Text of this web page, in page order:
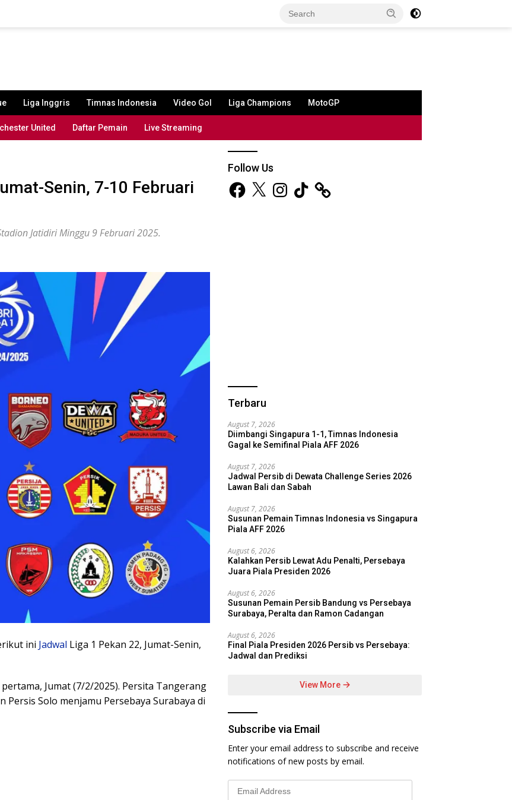
Liga Inggris Timnas Indonesia Video Gol Liga Champions MotoGP
United Daftar Pemain Live Streaming
Senin, 7-10 Februari
Jatidiri Minggu 9 Februari 2025.
ini Jadwal Liga 1 Pekan 22, Jumat-Senin,
Jumat (7/2/2025). Persita Tangerang
Solo menjamu Persebaya Surabaya di
Follow Us
Facebook
X InstagramTikTok
Terbaru
August 7, 2026
Diimbangi Singapura 1-1, Timnas Indonesia
Gagal ke Semifinal Piala AFF 2026
August 7, 2026
Jadwal Persib di Dewata Challenge Series 2026
Lawan Bali dan Sabah
August 7, 2026
Susunan Pemain Timnas Indonesia vs Singapura
Piala AFF 2026
August 6, 2026
Kalahkan Persib Lewat Adu Penalti, Persebaya
Juara Piala Presiden 2026
August 6, 2026
Susunan Pemain Persib Bandung vs Persebaya
Surabaya, Peralta dan Ramon Cadangan
August 6, 2026
Final Piala Presiden 2026 Persib vs Persebaya:
Jadwal dan Prediksi
View More
Subscribe via Email
Enter your email address to subscribe and receive
notifications of new posts by email.
Email